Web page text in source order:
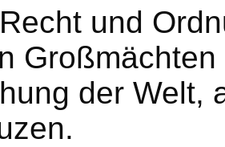
und
der Welt,